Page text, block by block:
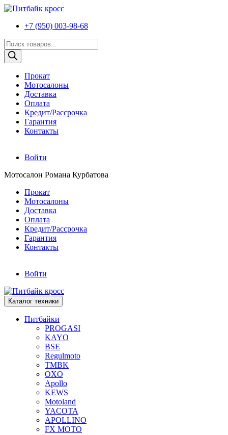
+7 (950) 003-98-68
Поиск
товаров
Прокат
Мотосалоны
Доставка
Оплата
Кредит/Рассрочка
Гарантия
Контакты
Войти
Мотосалон Романа Курбатова
Прокат
Мотосалоны
Доставка
Оплата
Кредит/Рассрочка
Гарантия
Контакты
Войти
Каталог техники
Питбайки
PROGASI
KAYO
BSE
Regulmoto
TMBK
OXO
Apollo
KEWS
Motoland
YACOTA
APOLLINO
FX MOTO